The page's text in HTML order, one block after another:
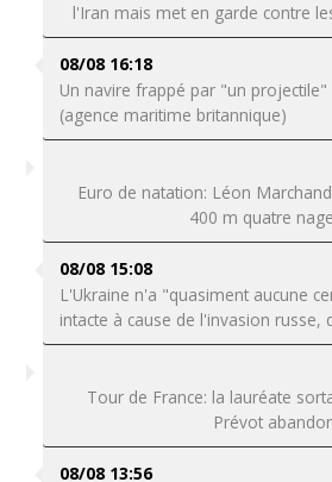
l'Iran mais met en garde contre
08/08 16:18
Un navire frappé par "un
(agence maritime britannique)
Euro de natation: Léon
400 m quatre
08/08 15:08
L'Ukraine n'a "quasiment aucune
intacte à cause de l'invasion russe,
Tour de France: la lauréate
Prévot
08/08 13:56